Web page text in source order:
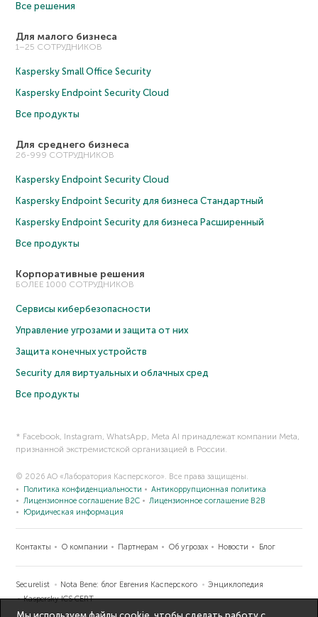
Все решения
Для малого бизнеса
1–25 СОТРУДНИКОВ
Kaspersky Small Office Security
Kaspersky Endpoint Security Cloud
Все продукты
Для среднего бизнеса
26-999 СОТРУДНИКОВ
Kaspersky Endpoint Security Cloud
Kaspersky Endpoint Security для бизнеса Cтандартный
Kaspersky Endpoint Security для бизнеса Расширенный
Все продукты
Корпоративные решения
БОЛЕЕ 1000 СОТРУДНИКОВ
Сервисы кибербезопасности
Управление угрозами и защита от них
Защита конечных устройств
Security для виртуальных и облачных сред
Все продукты
* Facebook, Instagram, WhatsApp, Meta AI принадлежат компании Meta,
признанной экстремистской организацией в России.
© 2026 АО «Лаборатория Касперского». Все права защищены.
Политика конфиденциальности
Антикоррупционная политика
Лицензионное соглашение B2C
Лицензионное соглашение B2B
Юридическая информация
Контакты О компании Партнерам Об угрозах Новости Блог
Securelist Nota Bene: блог Евгения Касперского
Энциклопедия
Kaspersky ICS CERT